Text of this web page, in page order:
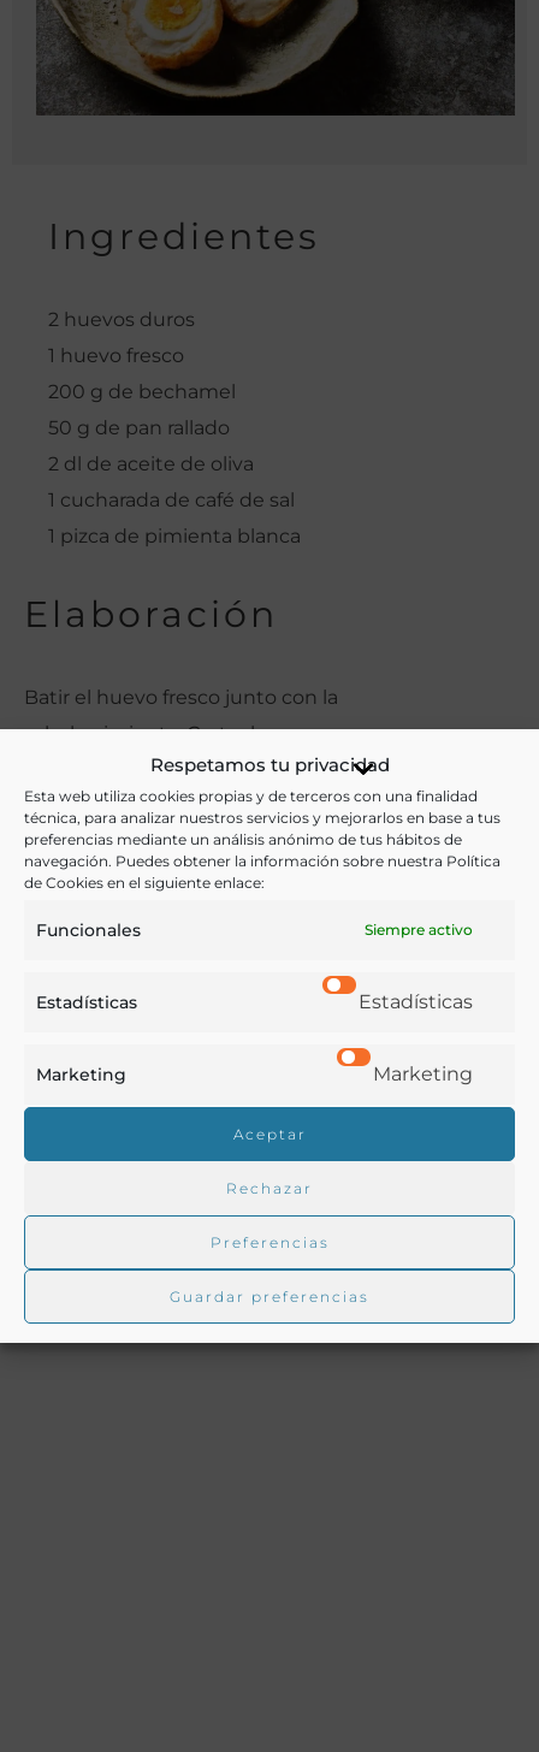
Respetamos tu privacidad
Esta web utiliza cookies propias y de terceros con una finalidad
técnica, para analizar nuestros servicios y mejorarlos en base a tus
preferencias mediante un análisis anónimo de tus hábitos de
navegación. Puedes obtener la información sobre nuestra Política
de Cookies en el siguiente enlace:
Funcionales Siempre activo
Estadísticas Estadísticas
Marketing Marketing
Aceptar
Rechazar
Preferencias
Guardar preferencias
Ingredientes
2 huevos duros
1 huevo fresco
200 g de bechamel
50 g de pan rallado
2 dl de aceite de oliva
1 cucharada de café de sal
1 pizca de pimienta blanca
Elaboración
Batir el huevo fresco junto con la
sal y la pimienta. Cortar los
huevos duros por la mitad y
envolver con la bechamel. Dejar
enfriar. Pasar por el huevo batido,
el pan rallado y freír en el aceite
Ver todas las recetas con origen:
Toda España